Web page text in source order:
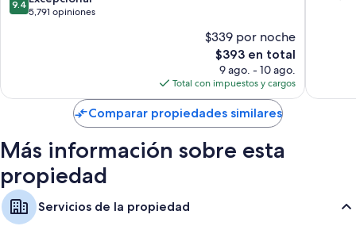
Focos LED, cafeteras y servicio de limpieza diario
of
de
9.4
5,791 opiniones
$339 por noche
El
precio
actual
es
de
$393
$393 en total
9 ago. - 10 ago.
Total con impuestos y cargos
Comparar propiedades similares
Más información sobre esta
propiedad
Servicios de la propiedad